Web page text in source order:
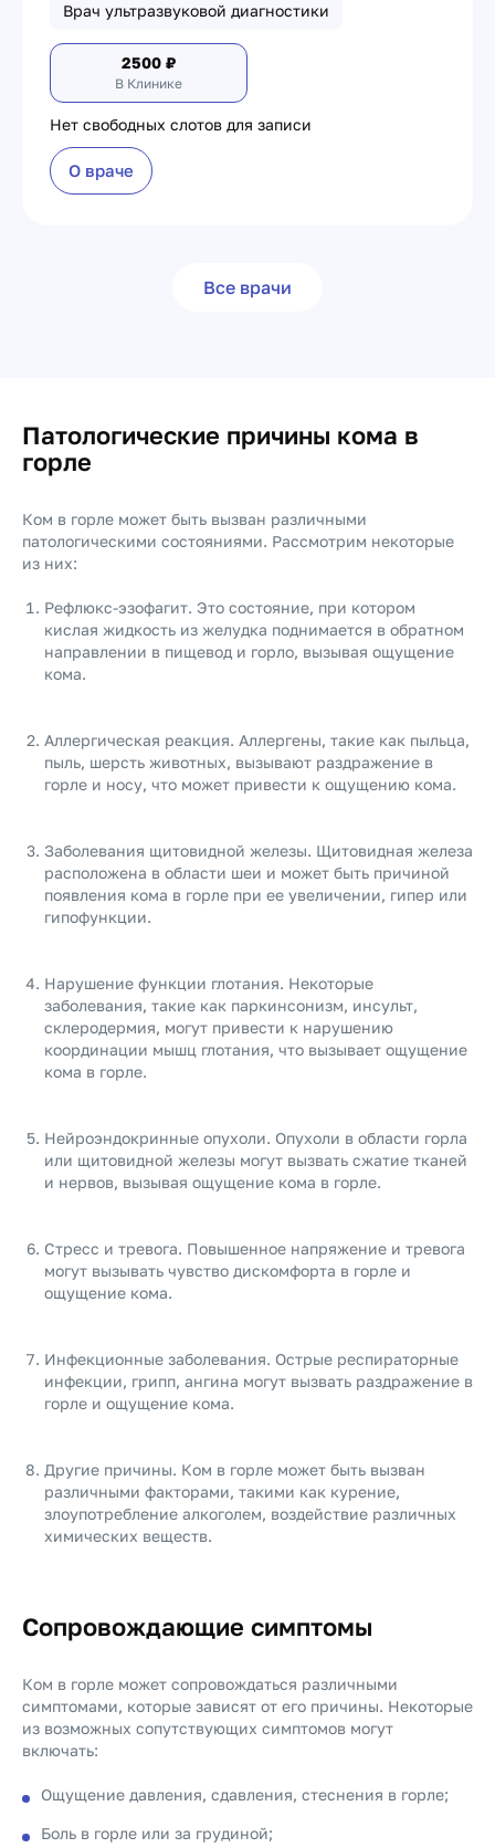
Врач ультразвуковой диагностики
2500 ₽
В Клинике
Нет свободных слотов для записи
О враче
Все врачи
Патологические причины кома в
горле
Ком в горле может быть вызван различными
патологическими состояниями. Рассмотрим некоторые
из них:
Рефлюкс-эзофагит. Это состояние, при котором
кислая жидкость из желудка поднимается в обратном
направлении в пищевод и горло, вызывая ощущение
кома.
Аллергическая реакция. Аллергены, такие как пыльца,
пыль, шерсть животных, вызывают раздражение в
горле и носу, что может привести к ощущению кома.
Заболевания щитовидной железы. Щитовидная железа
расположена в области шеи и может быть причиной
появления кома в горле при ее увеличении, гипер или
гипофункции.
Нарушение функции глотания. Некоторые
заболевания, такие как паркинсонизм, инсульт,
склеродермия, могут привести к нарушению
координации мышц глотания, что вызывает ощущение
кома в горле.
Нейроэндокринные опухоли. Опухоли в области горла
или щитовидной железы могут вызвать сжатие тканей
и нервов, вызывая ощущение кома в горле.
Стресс и тревога. Повышенное напряжение и тревога
могут вызывать чувство дискомфорта в горле и
ощущение кома.
Инфекционные заболевания. Острые респираторные
инфекции, грипп, ангина могут вызвать раздражение в
горле и ощущение кома.
Другие причины. Ком в горле может быть вызван
различными факторами, такими как курение,
злоупотребление алкоголем, воздействие различных
химических веществ.
Сопровождающие симптомы
Ком в горле может сопровождаться различными
симптомами, которые зависят от его причины. Некоторые
из возможных сопутствующих симптомов могут
включать:
Ощущение давления, сдавления, стеснения в горле;
Боль в горле или за грудиной;